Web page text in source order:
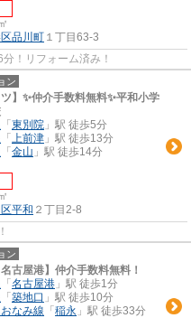
品川町 １丁目63-3
！リフォーム済み！
ン
ツ】✨️仲介手数料無料✨️平和小学
「 東別院 」駅 徒歩5分
「 上前津 」駅 徒歩13分
「 金山 」駅 徒歩14分
平和 ２丁目2-8
ン
古屋港】仲介手数料無料！
「 名古屋港 」駅 徒歩1分
「 築地口 」駅 徒歩10分
なみ線 「 稲永 」駅 徒歩33分